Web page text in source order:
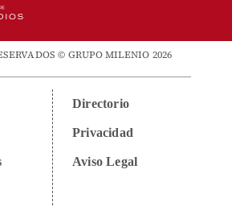
© GRUPO MILENIO 2026
Directorio
Privacidad
Aviso Legal